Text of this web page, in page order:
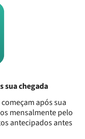
sua chegada
após sua
mensalmente pelo
antecipados antes